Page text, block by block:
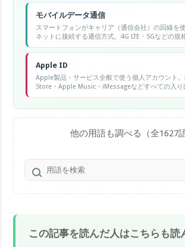
モバイルデータ通信
スマートフォンがキャリア（通信会社）の回線を
ネットに接続する通信方式。4G LTE・5Gなどの規
Apple ID
Apple製品・サービス全般で使う個人アカウント
Store・Apple Music・iMessageなどすべての入り
他の用語も調べる（全1627語
この記事を読んだ人はこちらも読